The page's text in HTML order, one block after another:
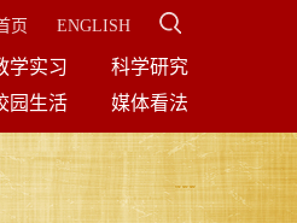
页 ENGLISH
学实习
科学研究
园生活 媒体看法